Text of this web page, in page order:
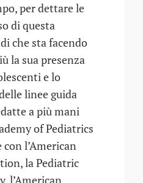
per dettare le
di questa
che sta facendo
la sua presenza
e lo
linee guida
a più mani
of Pediatrics
l’American
la Pediatric